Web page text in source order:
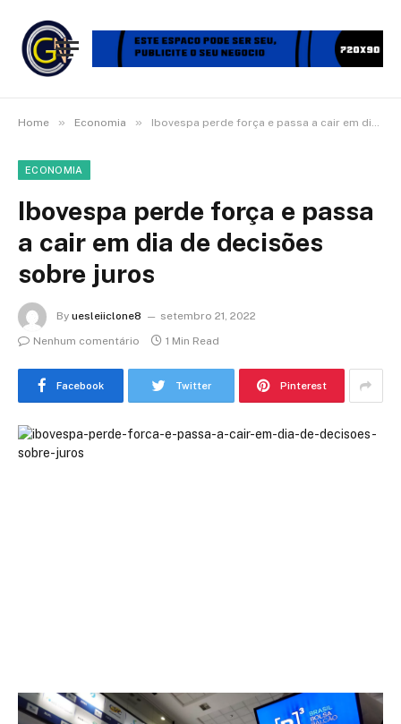
Home » Economia » Ibovespa perde força e passa a cair em dia de decisões sobre juros
ECONOMIA
Ibovespa perde força e passa
a cair em dia de decisões
sobre juros
By uesleiiclone8
setembro 21, 2022
Nenhum comentário
1 Min Read
Facebook Twitter Pinterest